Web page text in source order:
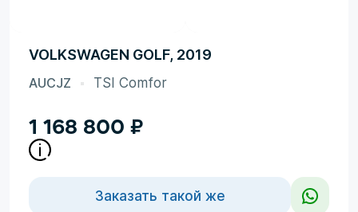
VOLKSWAGEN GOLF, 2019
AUCJZ TSI Comfor
1 168 800 ₽
Заказать такой же